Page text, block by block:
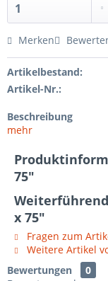
Merken
Artikelbestand:
Artikel-Nr.:
Beschreibung
mehr
75"
x 75"
Fragen zum
Weitere Artikel
Bewertungen
0